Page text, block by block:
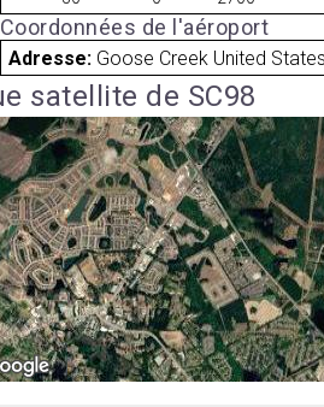
Coordonnées de l'aéroport
Adresse: Goose Creek United States
satellite de SC98